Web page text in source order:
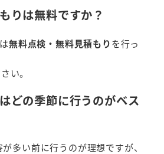
りは無料ですか？
無料点検・無料見積もりを行っ
い。
どの季節に行うのがベス
多い前に行うのが理想ですが、